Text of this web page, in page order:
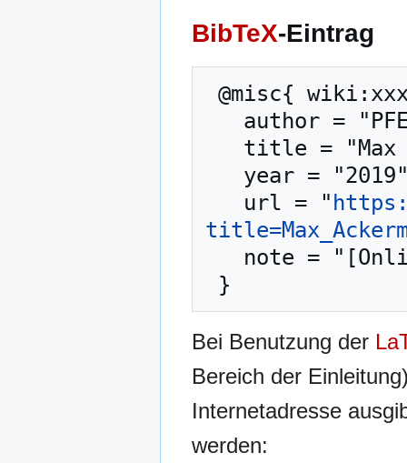
BibTeX-Eintrag
   url = "
Bei Benutzung der
Bereich der
Internetadresse
werden: